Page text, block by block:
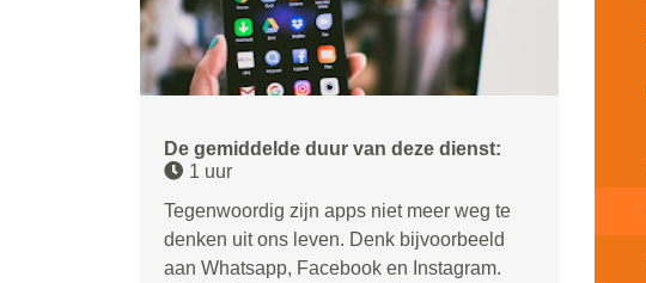
De gemiddelde duur van deze dienst:
1 uur
Tegenwoordig zijn apps niet meer weg te
denken uit ons leven. Denk bijvoorbeeld
aan Whatsapp, Facebook en Instagram.